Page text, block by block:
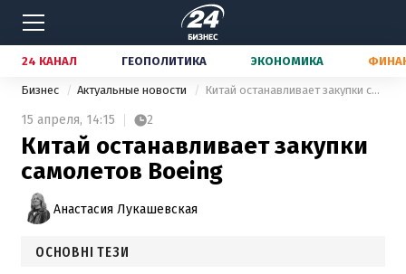
24 КАНАЛ ГЕОПОЛИТИКА ЭКОНОМИКА
Бизнес Актуальные новости Китай останавливает закупки самолетов Boeing
15 апреля, 14:15 2
Китай останавливает закупки
самолетов Boeing
Анастасия Лукашевская
ОСНОВНІ ТЕЗИ